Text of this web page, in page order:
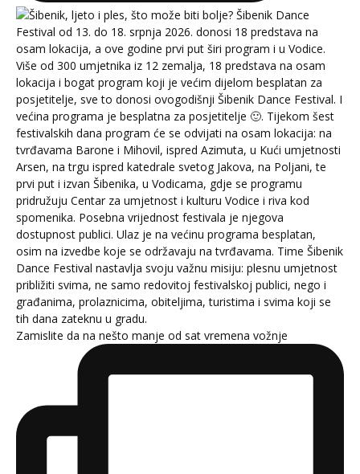
Zamislite da na nešto manje od sat vremena vožnje